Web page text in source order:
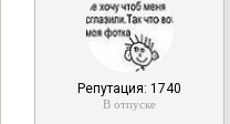
Репутация: 1740
В отпуске